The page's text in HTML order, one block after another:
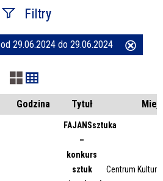
Filtry
od 29.06.2024 do 29.06.2024
Godzina Tytuł
FAJANSsztuka
–
konkurs
sztuk
Centrum Kultury